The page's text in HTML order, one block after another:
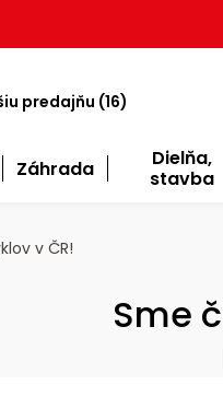
predajňu (16)
Záhrada
Dielňa,
stavba
v ČR!
Sme